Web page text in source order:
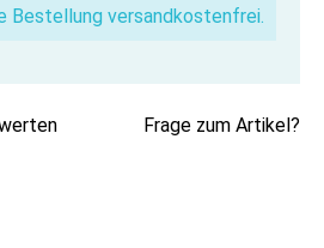
Bestellung versandkostenfrei.
Frage zum Artikel?